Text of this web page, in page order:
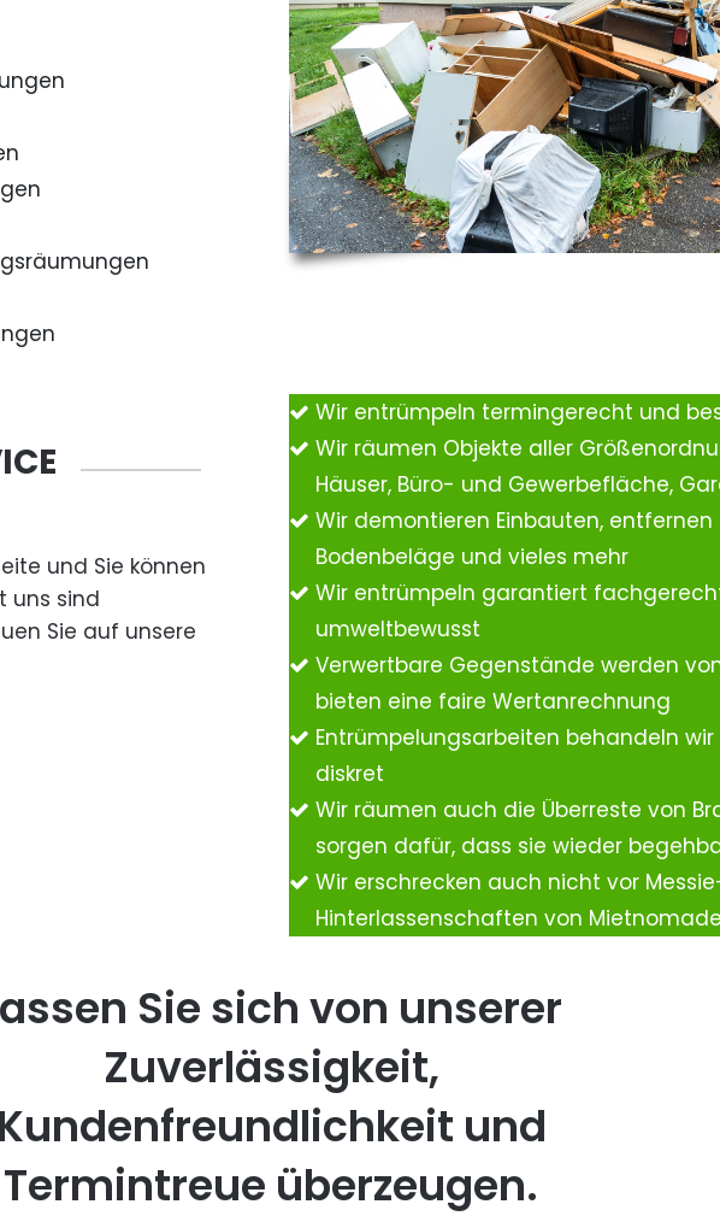
und Sie können
uns sind
Sie auf unsere
Wir entrümpeln termingerecht und
Wir räumen Objekte aller
Häuser, Büro- und Gewerbefläche,
Wir demontieren Einbauten, entfernen
Bodenbeläge und vieles mehr
Wir entrümpeln garantiert
umweltbewusst
Verwertbare Gegenstände werden
bieten eine faire Wertanrechnung
Entrümpelungsarbeiten behandeln
diskret
Wir räumen auch die Überreste von
sorgen dafür, dass sie wieder
Wir erschrecken auch nicht vor
Hinterlassenschaften von
Sie sich von unserer
Zuverlässigkeit,
Kundenfreundlichkeit und
Termintreue überzeugen.